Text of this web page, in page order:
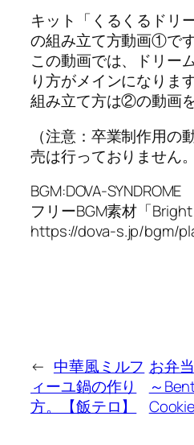
キット「くるくるドリ
の組み立て方動画①です
この動画では、ドリー
り方がメインになります
組み立て方は②の動画
（注意：卒業制作用の
売は行っておりません。
BGM:DOVA-
フリーBGM素材「Bright
https://dova-s.jp/bgm/
← 中華風ミルフ
ィーユ鍋の作り
方。【飯テロ】
お弁
～